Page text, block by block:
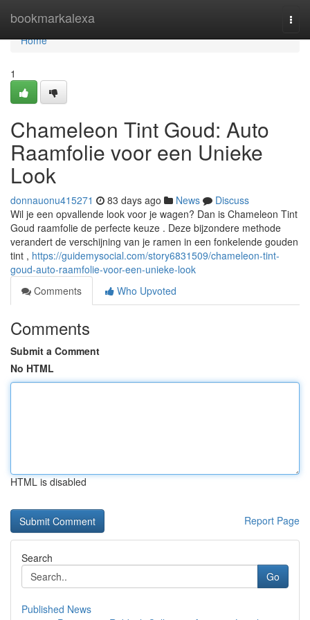
bookmarkalexa
Home
Home
1
Chameleon Tint Goud: Auto
Raamfolie voor een Unieke
Look
donnauonu415271 83 days ago News
Discuss
Wil je een opvallende look voor je wagen? Dan is Chameleon Tint
Goud raamfolie de perfecte keuze . Deze bijzondere methode
verandert de verschijning van je ramen in een fonkelende gouden
tint , https://guidemysocial.com/story6831509/chameleon-tint-
goud-auto-raamfolie-voor-een-unieke-look
Comments
Who Upvoted
Comments
Submit a Comment
No HTML
HTML is disabled
Report Page
Search
Go
Published News